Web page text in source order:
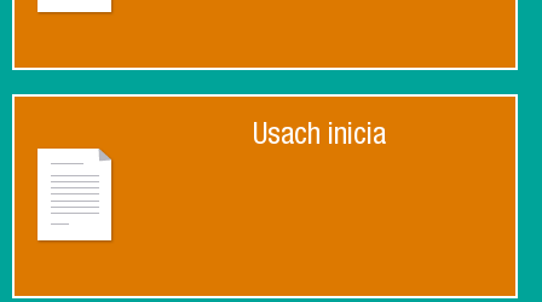
Usach inicia